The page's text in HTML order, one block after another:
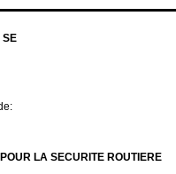
SE
LA SECURITE ROUTIERE